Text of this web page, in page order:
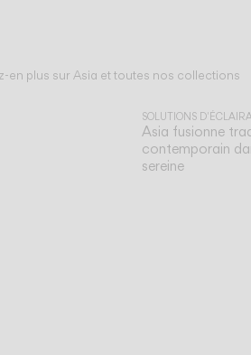
en plus sur Asia et toutes nos collections
SOLUTIONS
Asia fusionne
contemporain
sereine